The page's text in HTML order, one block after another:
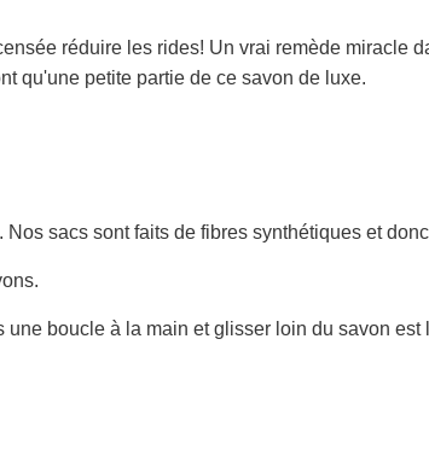
réduire les rides! Un vrai remède miracle
qu'une petite partie de ce savon de luxe.
sacs sont faits de fibres synthétiques et
boucle à la main et glisser loin du savon